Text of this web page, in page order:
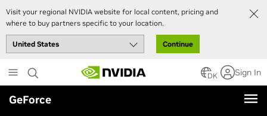
Visit your regional NVIDIA website for local content, pricing and
where to buy partners specific to your location.
Continue
to
main
content
DK Sign In
GeForce